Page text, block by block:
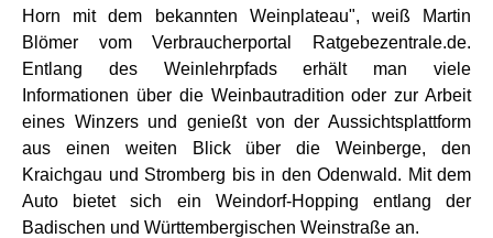
Horn mit dem bekannten Weinplateau", weiß Martin
Blömer vom Verbraucherportal Ratgebezentrale.de.
Entlang des Weinlehrpfads erhält man viele
Informationen über die Weinbautradition oder zur Arbeit
eines Winzers und genießt von der Aussichtsplattform
aus einen weiten Blick über die Weinberge, den
Kraichgau und Stromberg bis in den Odenwald. Mit dem
Auto bietet sich ein Weindorf-Hopping entlang der
Badischen und Württembergischen Weinstraße an.